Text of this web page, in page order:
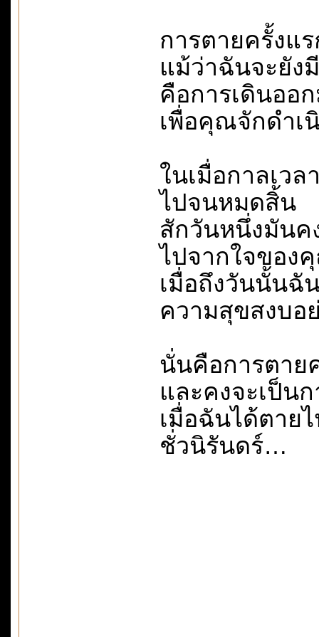
การตายครั้งแ
แม้ว่าฉันจะยัง
คือการเดินออ
เพื่อคุณจักดำเ
ในเมื่อกาลเว
ไปจนหมดสิ้น
สักวันหนึ่งมันค
ไปจากใจของ
เมื่อถึงวันนั้นฉั
ความสุขสงบอ
นั่นคือการตาย
และคงจะเป็น
เมื่อฉันได้ตาย
ชั่วนิรันดร์…